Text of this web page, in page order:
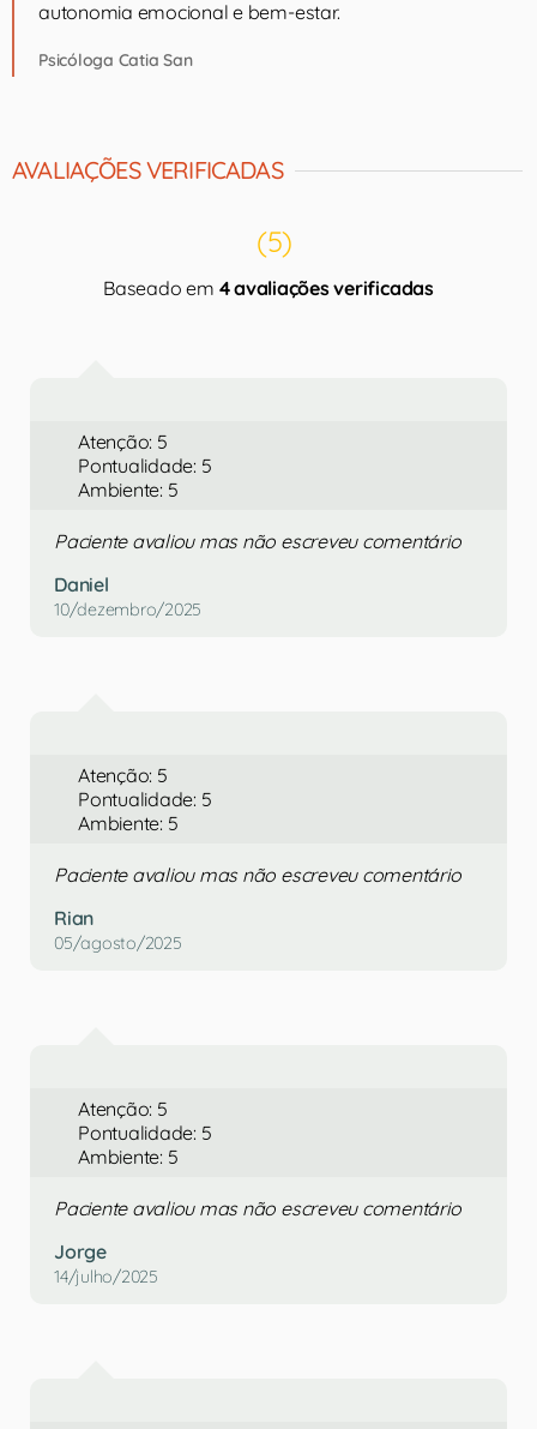
autonomia emocional e bem-estar.
Psicóloga Catia San
AVALIAÇÕES VERIFICADAS
(5)
Baseado em 4 avaliações verificadas
Atenção: 5
Pontualidade: 5
Ambiente: 5
Paciente avaliou mas não escreveu comentário
Daniel
10/dezembro/2025
Atenção: 5
Pontualidade: 5
Ambiente: 5
Paciente avaliou mas não escreveu comentário
Rian
05/agosto/2025
Atenção: 5
Pontualidade: 5
Ambiente: 5
Paciente avaliou mas não escreveu comentário
Jorge
14/julho/2025